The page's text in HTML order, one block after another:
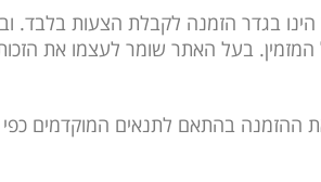
הינו בגדר הזמנה לקבלת הצעות בלבד.
בעל האתר שומר לעצמו את
את ההזמנה בהתאם לתנאים המוקדמים